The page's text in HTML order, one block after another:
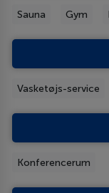
Sauna Gym
Vasketøjs-service
Konferencerum